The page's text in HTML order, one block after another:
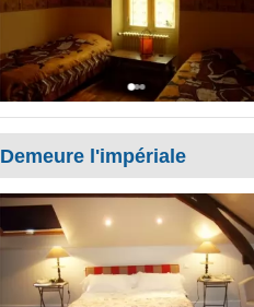
Demeure l'impériale